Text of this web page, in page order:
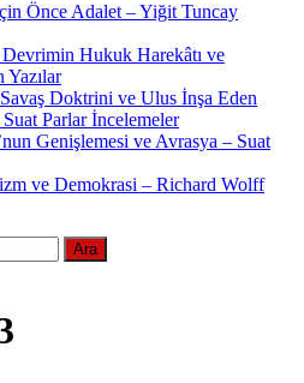
Önce Adalet – Yiğit Tuncay
Devrimin Hukuk Harekâtı ve
Yazılar
Doktrini ve Ulus İnşa Eden
Suat Parlarİncelemeler
Genişlemesi ve Avrasya – Suat
ve Demokrasi – Richard Wolff